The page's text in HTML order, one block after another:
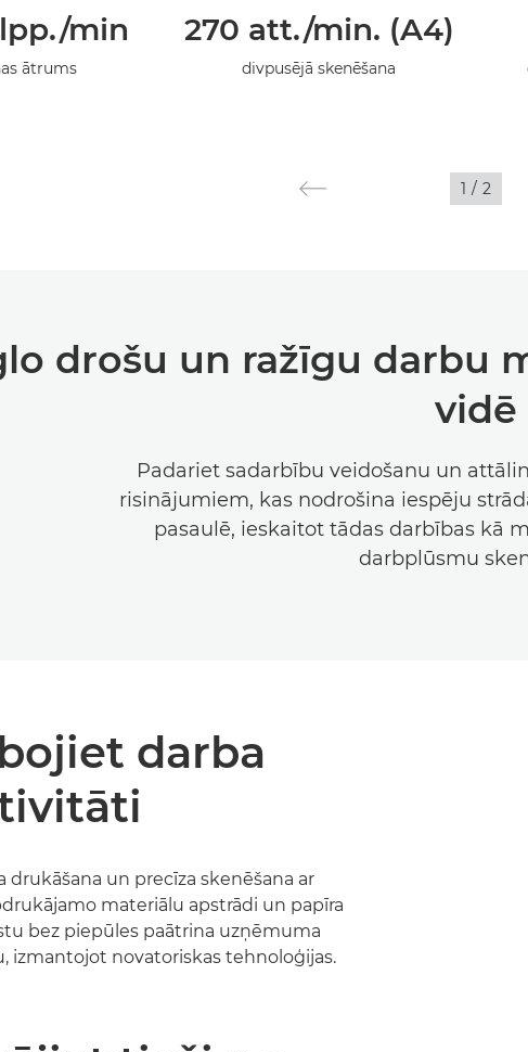
min
ātrums
270 att./min. (A4)
divpusējā skenēšana
1 / 2
drošu un ražīgu darbu
vidē
Padariet sadarbību veidošanu un
risinājumiem, kas nodrošina iespēju
pasaulē, ieskaitot tādas darbības kā
darbplūsmu
darba
drukāšana un precīza skenēšana ar
materiālu apstrādi un papīra
bez piepūles paātrina uzņēmuma
izmantojot novatoriskas tehnoloģijas.